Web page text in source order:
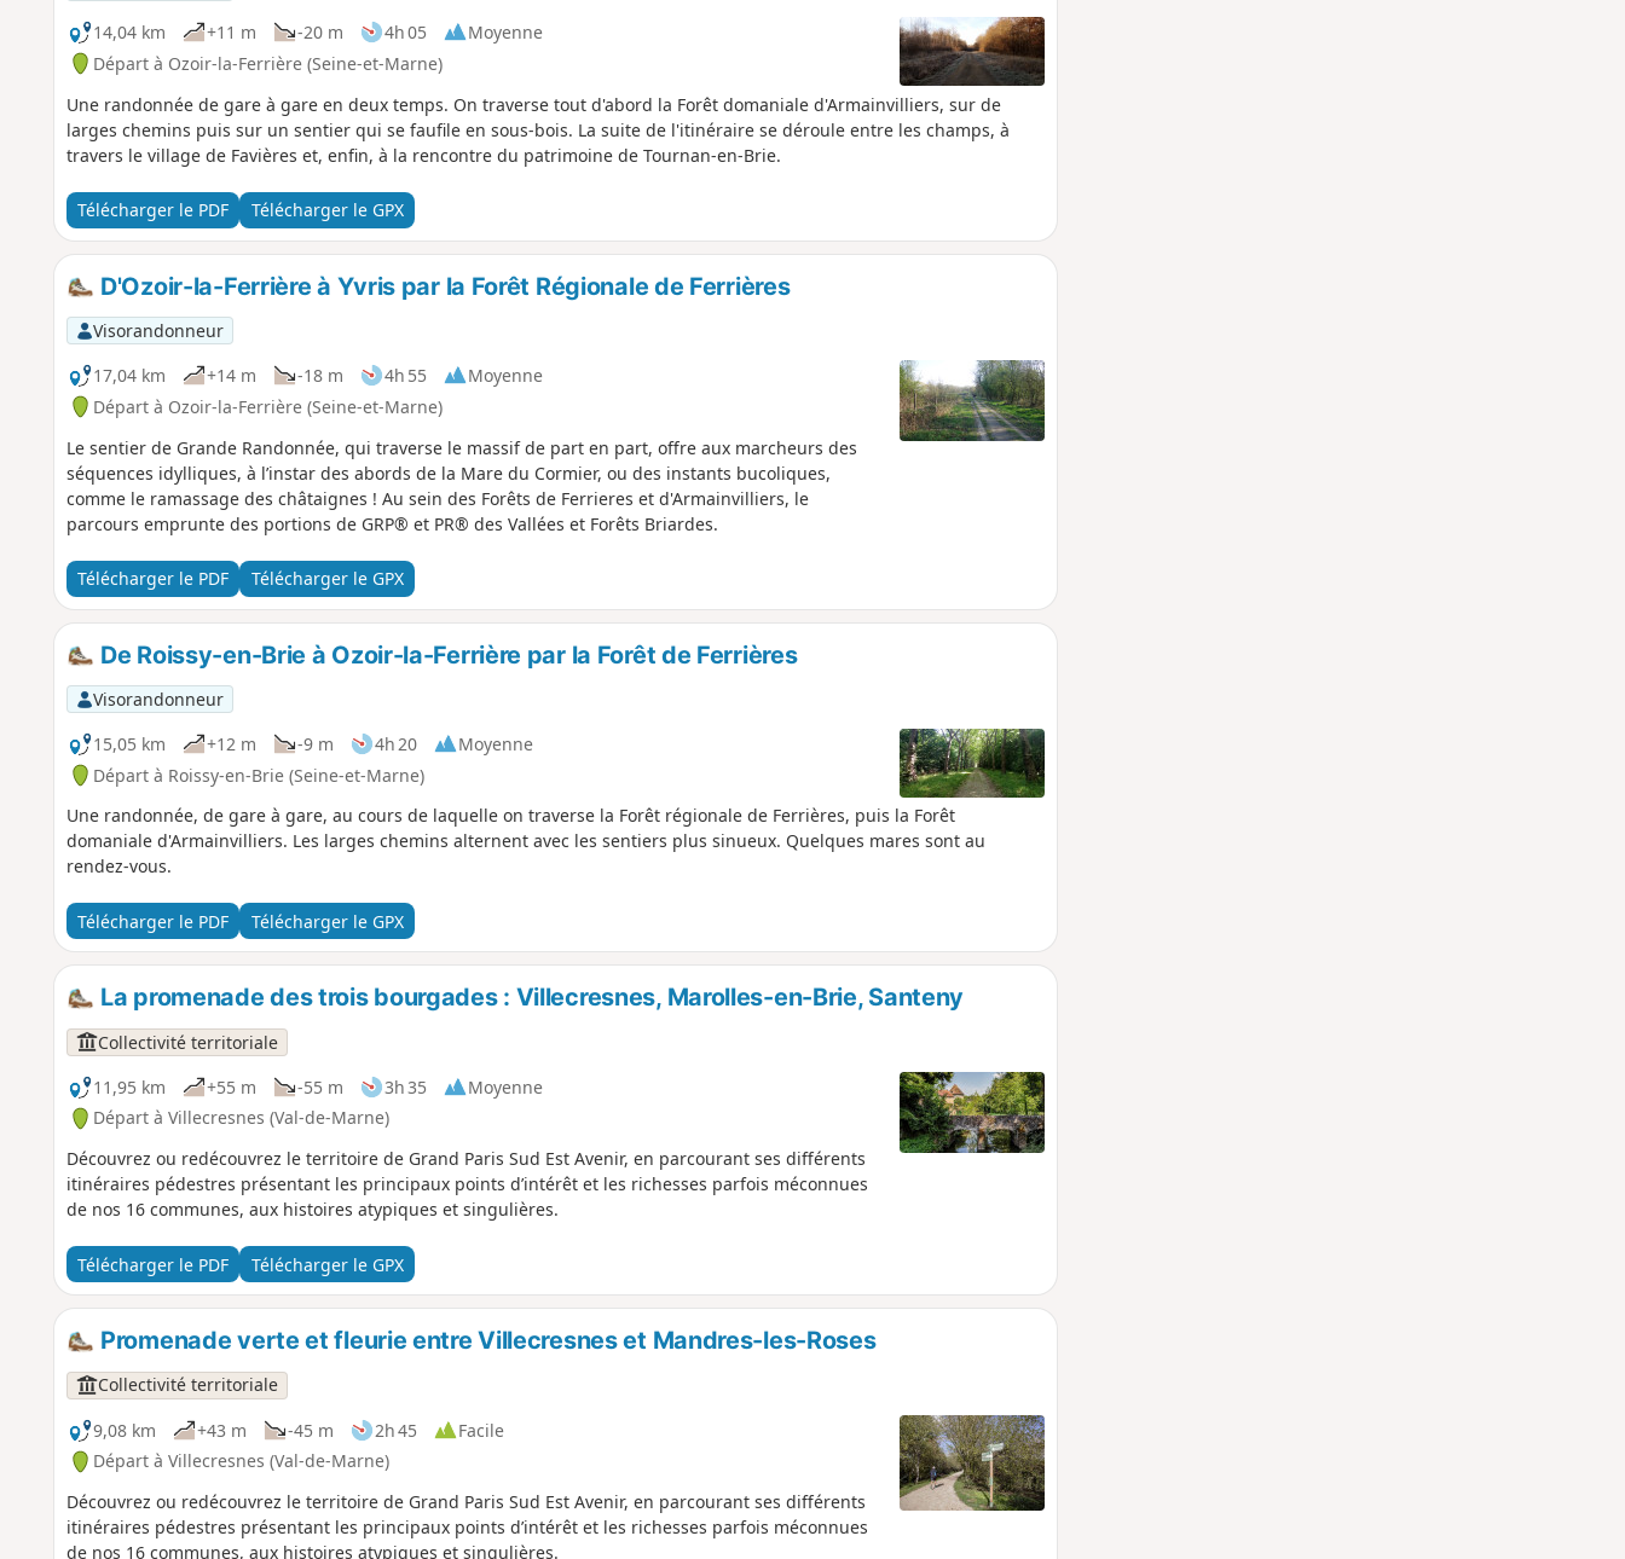
14,04 km
+11 m -20 m 4h 05
Moyenne
Départ à Ozoir-la-Ferrière (Seine-et-Marne)
Une randonnée de gare à gare en deux temps. On traverse tout d'abord la Forêt domaniale d'Armainvilliers, sur de
larges chemins puis sur un sentier qui se faufile en sous-bois. La suite de l'itinéraire se déroule entre les champs, à
travers le village de Favières et, enfin, à la rencontre du patrimoine de Tournan-en-Brie.
Télécharger le PDF Télécharger le GPX
D'Ozoir-la-Ferrière à Yvris par la Forêt Régionale de Ferrières
Visorandonneur
17,04 km
+14 m -18 m 4h 55
Moyenne
Départ à Ozoir-la-Ferrière (Seine-et-Marne)
Le sentier de Grande Randonnée, qui traverse le massif de part en part, offre aux marcheurs des
séquences idylliques, à l’instar des abords de la Mare du Cormier, ou des instants bucoliques,
comme le ramassage des châtaignes ! Au sein des Forêts de Ferrieres et d'Armainvilliers, le
parcours emprunte des portions de GRP® et PR® des Vallées et Forêts Briardes.
Télécharger le PDF Télécharger le GPX
De Roissy-en-Brie à Ozoir-la-Ferrière par la Forêt de Ferrières
Visorandonneur
15,05 km
+12 m -9 m 4h 20
Moyenne
Départ à Roissy-en-Brie (Seine-et-Marne)
Une randonnée, de gare à gare, au cours de laquelle on traverse la Forêt régionale de Ferrières, puis la Forêt
domaniale d'Armainvilliers. Les larges chemins alternent avec les sentiers plus sinueux. Quelques mares sont au
rendez-vous.
Télécharger le PDF Télécharger le GPX
La promenade des trois bourgades : Villecresnes, Marolles-en-Brie, Santeny
Collectivité territoriale
11,95 km
+55 m -55 m 3h 35
Moyenne
Départ à Villecresnes (Val-de-Marne)
Découvrez ou redécouvrez le territoire de Grand Paris Sud Est Avenir, en parcourant ses différents
itinéraires pédestres présentant les principaux points d’intérêt et les richesses parfois méconnues
de nos 16 communes, aux histoires atypiques et singulières.
Télécharger le PDF Télécharger le GPX
Promenade verte et fleurie entre Villecresnes et Mandres-les-Roses
Collectivité territoriale
9,08 km
+43 m -45 m 2h 45
Facile
Départ à Villecresnes (Val-de-Marne)
Découvrez ou redécouvrez le territoire de Grand Paris Sud Est Avenir, en parcourant ses différents
itinéraires pédestres présentant les principaux points d’intérêt et les richesses parfois méconnues
de nos 16 communes, aux histoires atypiques et singulières.